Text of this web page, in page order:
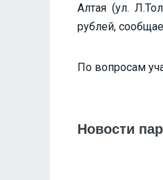
Алтая (ул.
рублей,
По вопросам
Новости